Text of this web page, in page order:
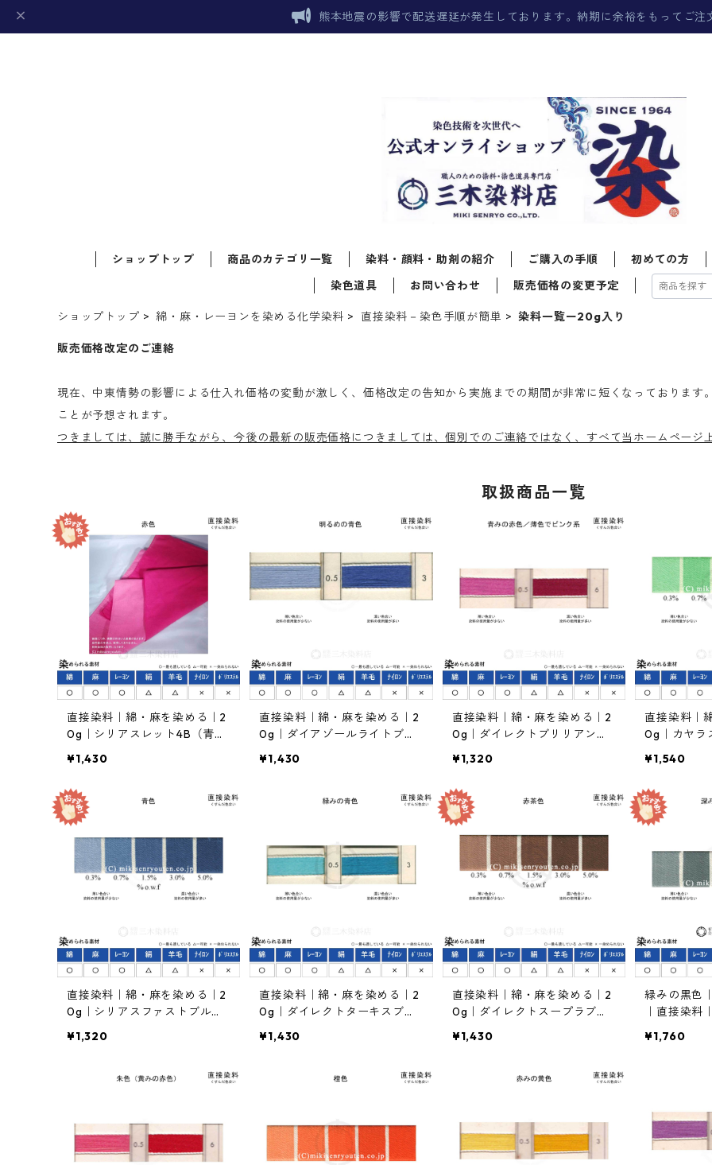
熊本地震の影響で配送遅延が発生しております。納期に余裕をもってご注
ショップトップ 商品のカテゴリ一覧 染料・顔料・助剤の紹介 ご購入の手順
初めての方
染色道具
お問い合わせ 販売価格の変更予定
ショップトップ 綿・麻・レーヨンを染める化学染料 直接染料－染色手順が簡単 染料一覧ー20g入り
販売価格改定のご連絡
現在、中東情勢の影響による仕入れ価格の変動が激しく、価格改定の告知から実施までの期間が非常に短くなっておりま
ことが予想されます。
つきましては、誠に勝手ながら、今後の最新の販売価格につきましては、個別でのご連絡ではなく、すべて当ホームページ
取扱商品一覧
直接染料｜綿・麻を染める｜2
0g｜シリアスレット4B（青み
¥1,430
直接染料｜綿・麻を染める｜2
0g｜ダイアゾールライトブル
¥1,430
直接染料｜綿・麻を染める｜2
0g｜ダイレクトブリリアント
¥1,320
直接染料｜
0g｜カヤラ
¥1,540
直接染料｜綿・麻を染める｜2
0g｜シリアスファストブルー
¥1,320
直接染料｜綿・麻を染める｜2
0g｜ダイレクトターキスブル
¥1,430
直接染料｜綿・麻を染める｜2
0g｜ダイレクトスープラブロ
¥1,430
緑みの黒色
｜直接染料
¥1,760